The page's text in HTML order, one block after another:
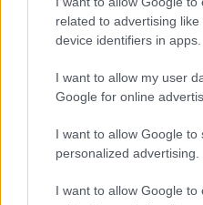
related to advertising
device identifiers in apps.
I want to allow my user
Google for online
I want to allow Google to
personalized advertising.
I want to allow Google to
ανάρμοστη
για μεγάλο διάστημα
αρκετές
Τα σχολιά σας δημοσιεύονται
ΕΘΝΟΣ θα παρεμβαίνει και τα